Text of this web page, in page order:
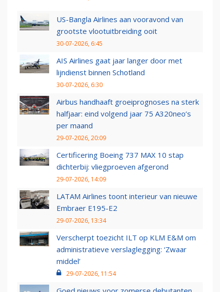
US-Bangla Airlines aan vooravond van
grootste vlootuitbreiding ooit
30-07-2026, 6:45
AIS Airlines gaat jaar langer door met
lijndienst binnen Schotland
30-07-2026, 6:30
Airbus handhaaft groeiprognoses na sterk
halfjaar: eind volgend jaar 75 A320neo’s
per maand
29-07-2026, 20:09
Certificering Boeing 737 MAX 10 stap
dichterbij: vliegproeven afgerond
29-07-2026, 14:09
LATAM Airlines toont interieur van nieuwe
Embraer E195-E2
29-07-2026, 13:34
Verscherpt toezicht ILT op KLM E&M om
administratieve verslaglegging: ‘Zwaar
middel’
29-07-2026, 11:54